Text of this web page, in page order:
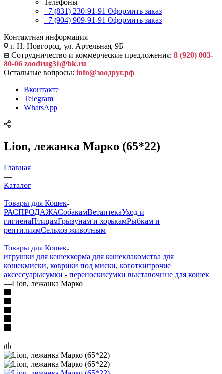
Телефоны
+7 (831) 230-91-91 Оформить заказ
+7 (904) 909-91-91 Оформить заказ
Контактная информация
г. Н. Новгород, ул. Артельная, 9Б
Сотрудничество и коммерческие предложения: 8 (920) 003-
80-06 zoodrug31@bk.ru
Остальные вопросы: info@зоодруг.рф
Вконтакте
Telegram
WhatsApp
Lion, лежанка Марко (65*22)
Главная
—
Каталог
—
Товары для Кошек
РАСПРОДАЖАСобакамВетаптекаУход и
гигиенаПтицамГрызунам и хорькамРыбкам и
рептилиямСельхоз животным
—
Товары для Кошек
игрушки для кошеккорма для кошеклакомства для
кошекмиски, коврики под миски, коготкипрочие
аксессуарысумки - переноскисумки выставочные для кошек
—Lion, лежанка Марко